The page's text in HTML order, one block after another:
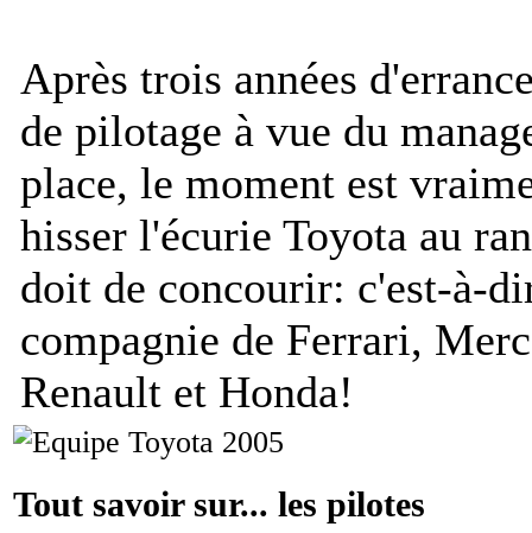
Après trois années
de pilotage à vue du
place, le moment est
hisser l'écurie Toyota au
doit de concourir: c'est-à-
compagnie de Ferrari,
Renault et Honda!
Tout savoir sur... les pilotes